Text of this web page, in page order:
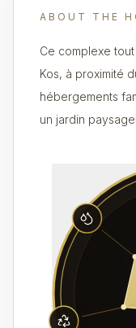
ABOUT THE
Ce complexe
Kos, à proximité
hébergements
un jardin